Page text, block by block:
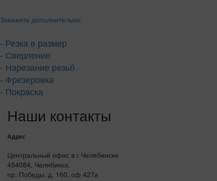
Закажите дополнительно:
- Резка в размер
- Сверление
- Нарезание резьб
- Фрезеровка
- Покраска
Наши контакты
Адрес
Центральный офис в г.Челябинске
454084, Челябинск,
пр. Победы, д. 160, оф 427а